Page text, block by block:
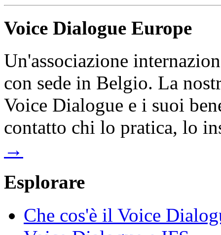
Voice Dialogue Europe
Un'associazione
con sede in Belgio. La
Voice Dialogue e i suoi
contatto chi lo pratica, lo
→
Esplorare
Che cos'è il Voice